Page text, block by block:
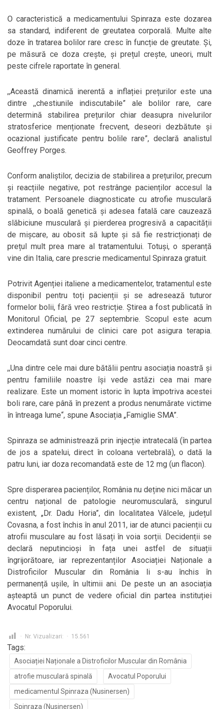
O caracteristică a medicamentului Spinraza este dozarea
sa standard, indiferent de greutatea corporală. Multe alte
doze în tratarea bolilor rare cresc în funcție de greutate. Și,
pe măsură ce doza crește, și prețul crește, uneori, mult
peste cifrele raportate în general.
,,Această dinamică inerentă a inflației prețurilor este una
dintre ,,chestiunile indiscutabile” ale bolilor rare, care
determină stabilirea prețurilor chiar deasupra nivelurilor
stratosferice menționate frecvent, deseori dezbătute și
ocazional justificate pentru bolile rare”, declară analistul
Geoffrey Porges.
Conform analiștilor, decizia de stabilirea a prețurilor, precum
și reacțiile negative, pot restrânge pacienților accesul la
tratament. Persoanele diagnosticate cu atrofie musculară
spinală, o boală genetică și adesea fatală care cauzează
slăbiciune musculară și pierderea progresivă a capacității
de mișcare, au obosit să lupte și să fie restricționați de
prețul mult prea mare al tratamentului. Totuși, o speranță
vine din Italia, care prescrie medicamentul Spinraza gratuit.
Potrivit Agenției italiene a medicamentelor, tratamentul este
disponibil pentru toți pacienții și se adresează tuturor
formelor bolii, fără vreo restricție. Știrea a fost publicată în
Monitorul Oficial, pe 27 septembrie. Scopul este acum
extinderea numărului de clinici care pot asigura terapia.
Deocamdată sunt doar cinci centre.
,,Una dintre cele mai dure bătălii pentru asociația noastră și
pentru familiile noastre își vede astăzi cea mai mare
realizare. Este un moment istoric în lupta împotriva acestei
boli rare, care până în prezent a produs nenumărate victime
în întreaga lume“, spune Asociația „Famiglie SMA”.
Spinraza se administrează prin injecție intratecală (în partea
de jos a spatelui, direct în coloana vertebrală), o dată la
patru luni, iar doza recomandată este de 12 mg (un flacon).
Spre disperarea pacienților, România nu deține nici măcar un
centru național de patologie neuromusculară, singurul
existent, „Dr. Dadu Horia”, din localitatea Vâlcele, județul
Covasna, a fost închis în anul 2011, iar de atunci pacienții cu
atrofii musculare au fost lăsați în voia sorții. Decidenții se
declară neputincioși în fața unei astfel de situații
îngrijorătoare, iar reprezentanților Asociației Naționale a
Distroficilor Muscular din România li s-au închis în
permanență ușile, în ultimii ani. De peste un an asociația
așteaptă un punct de vedere oficial din partea instituției
Avocatul Poporului.
Nr. Vizualizari: 15.561
Tags:
Asociației Naționale a Distroficilor Muscular din România
atrofie musculară spinală
Avocatul Poporului
medicamentul Spinraza (Nusinersen)
Spinraza (Nusinersen)